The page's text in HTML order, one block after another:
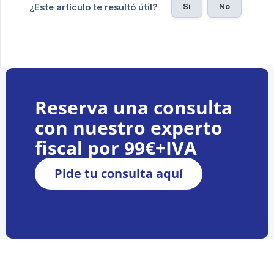
¿Este artículo te resultó útil? Sí No
Reserva una consulta
con nuestro experto
fiscal por 99€+IVA
Pide tu consulta aquí